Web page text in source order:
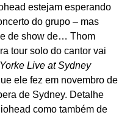
estejam esperando
do grupo – mas
de show de… Thom
tour solo do cantor vai
Live at Sydney
ele fez em novembro de
de Sydney. Detalhe
como também de